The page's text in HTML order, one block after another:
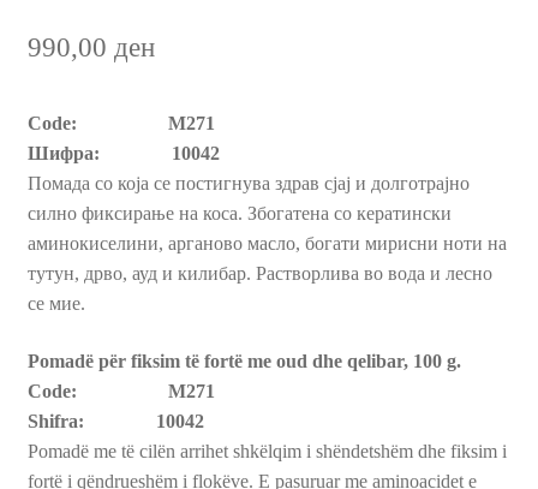
Пријава и Наплата
990,00 ден
Code: M271
Шифра: 10042
Помада со која се постигнува здрав сјај и долготрајно
силно фиксирање на коса. Збогатена со кератински
аминокиселини, арганово масло, богати мирисни ноти на
тутун, дрво, ауд и килибар. Растворлива во вода и лесно
се мие.
Pomadë për fiksim të fortë me oud dhe qelibar, 100 g.
Code: M271
Shifra: 10042
Pomadë me të cilën arrihet shkëlqim i shëndetshëm dhe fiksim i
fortë i qëndrueshëm i flokëve. E pasuruar me aminoacidet e